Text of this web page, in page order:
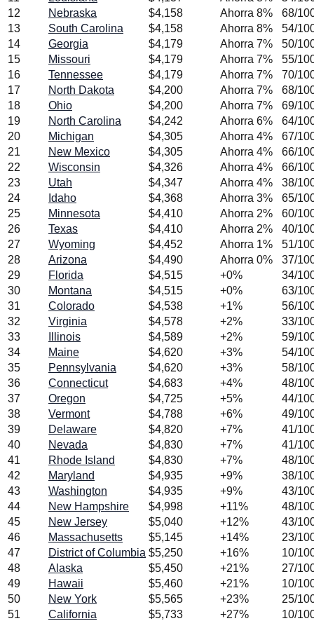
12
Nebraska $4,158 Ahorra 8% 68/
13
South Carolina $4,158 Ahorra 8% 54/
14
Georgia $4,179 Ahorra 7% 50/
15
Missouri $4,179 Ahorra 7% 55/
16
Tennessee $4,179 Ahorra 7% 70/
17
North Dakota $4,200 Ahorra 7% 68/
18
Ohio $4,200 Ahorra 7% 69/
19
North Carolina $4,242 Ahorra 6% 64/
20
Michigan $4,305 Ahorra 4% 67/
21
New Mexico $4,305 Ahorra 4% 66/
22
Wisconsin $4,326 Ahorra 4% 66/
23
Utah $4,347 Ahorra 4% 38/
24
Idaho $4,368 Ahorra 3% 65/
25
Minnesota $4,410 Ahorra 2% 60/
26
Texas $4,410 Ahorra 2% 40/
27
Wyoming $4,452 Ahorra 1% 51/
28
Arizona $4,490 Ahorra 0% 37/
29
Florida $4,515 +0% 34/
30
Montana $4,515 +0% 63/
31
Colorado $4,538 +1% 56/
32
Virginia $4,578 +2% 33/
33
Illinois $4,589 +2% 59/
34
Maine $4,620 +3% 54/
35
Pennsylvania $4,620 +3% 58/
36
Connecticut $4,683 +4% 48/
37
Oregon $4,725 +5% 44/
38
Vermont $4,788 +6% 49/
39
Delaware $4,820 +7% 41/
40
Nevada $4,830 +7% 41/
41
Rhode Island $4,830 +7% 48/
42
Maryland $4,935 +9% 38/
43
Washington $4,935 +9% 43/
44
New Hampshire $4,998 +11% 48/
45
New Jersey $5,040 +12% 43/
46
Massachusetts $5,145 +14% 23/
47
District of Columbia $5,250 +16% 10/
48
Alaska $5,450 +21% 27/
49
Hawaii $5,460 +21% 10/
50
New York $5,565 +23% 25/
51
California $5,733 +27% 10/